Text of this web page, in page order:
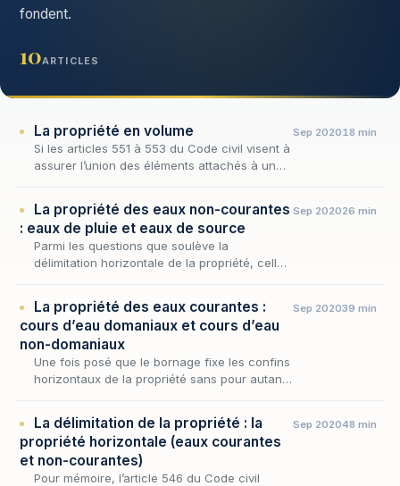
fondent.
10ARTICLES
La propriété en volume
Si les articles 551 à 553 du Code civil visent à
assurer l’union des éléments attachés à un
Sep 202018 min
La propriété des eaux non-courantes
: eaux de pluie et eaux de source
Parmi les questions que soulève la
délimitation horizontale de la propriété, celle
exclusive que co…
Sep 202026 min
La propriété des eaux courantes :
cours d’eau domaniaux et cours d’eau
non-domaniaux
Une fois posé que le bornage fixe les confins
horizontaux de la propriété sans pour autant
Sep 202039 min
La délimitation de la propriété : la
propriété horizontale (eaux courantes
et non-courantes)
Pour mémoire, l’article 546 du Code civil
Sep 202048 min